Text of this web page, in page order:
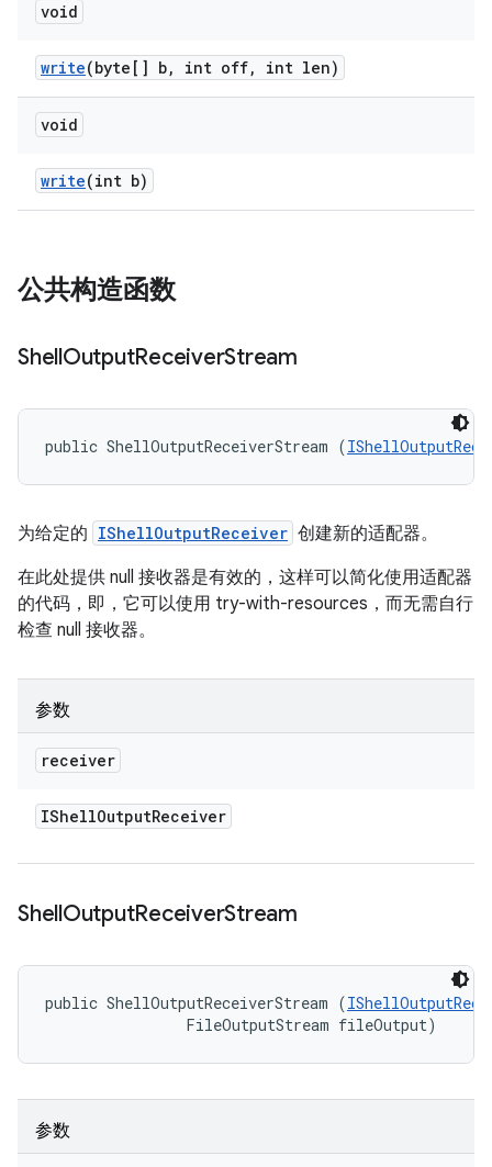
void
write(byte[] b, int off, int len)
void
write(int b)
公共构造函数
ShellOutputReceiverStream
public ShellOutputReceiverStream (
为给定的 IShellOutputReceiver 创建新的适配器。
在此处提供 null 接收器是有效的，这样可以简化使用适配器
的代码，即，它可以使用 try-with-resources，而无需自行
检查 null 接收器。
参数
receiver
IShellOutputReceiver
ShellOutputReceiverStream
public ShellOutputReceiverStream (
                FileOutputStream fileOutput)
参数